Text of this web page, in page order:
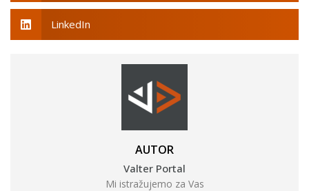
LinkedIn
AUTOR
Valter Portal
Mi istražujemo za Vas